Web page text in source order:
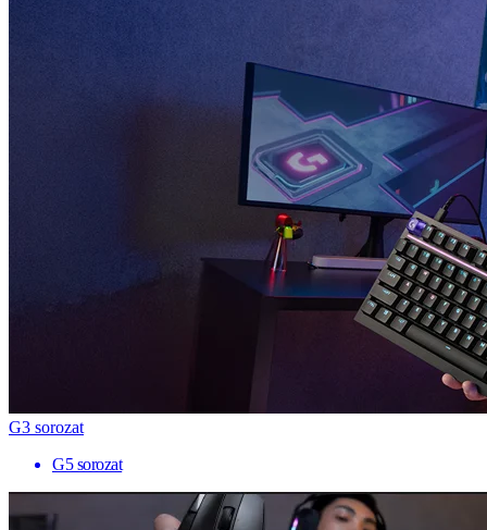
G3 sorozat
G5 sorozat